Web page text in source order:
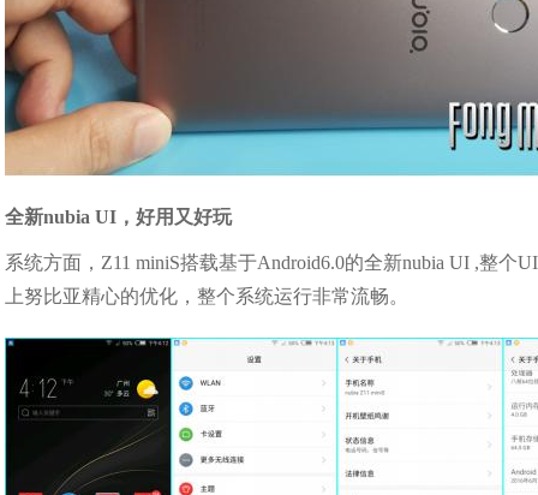
全新nubia UI，好用又好玩
系统方面，Z11 miniS搭载基于Android6.0的全新nubia UI ,整
上努比亚精心的优化，整个系统运行非常流畅。